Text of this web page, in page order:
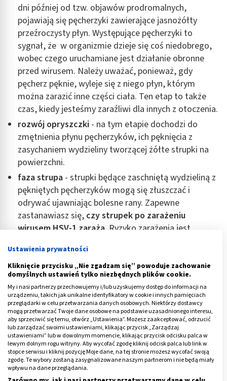
dni później od tzw. objawów prodromalnych,
pojawiają się pęcherzyki zawierające jasnożółty
przeźroczysty płyn. Występujące pęcherzyki to
sygnał, że w organizmie dzieje się coś niedobrego,
wobec czego uruchamiane jest działanie obronne
przed wirusem. Należy uważać, ponieważ, gdy
pęcherz pęknie, wyleje się z niego płyn, którym
można zarazić inne części ciała. Ten etap to także
czas, kiedy jesteśmy zaraźliwi dla innych z otoczenia.
rozwój opryszczki - na tym etapie dochodzi do
zmętnienia płynu pęcherzyków, ich pęknięcia z
zasychaniem wydzieliny tworzącej żółte strupki na
powierzchni.
faza strupa - strupki będące zaschniętą wydzieliną z
pękniętych pęcherzyków mogą się złuszczać i
odrywać ujawniając bolesne rany. Zapewne
zastanawiasz się, czy strupek po zarażeniu
wirusem HSV-1 zaraża . Ryzyko zarażenia jest
zniknąć po około 8 dniach. Strupki raczej nie
pozostawiają blizn.
Z kolei opryszczka spowodowana wirusem HSV-2
objawia się najpierw poprzez ból, pieczenie i swędzenie
skóry. Następnie zmiany pojawiają się na narządach
płciowych. U kobiet zwykle zajmują wargi sromowe,
ściany pochwy, szyjkę macicy oraz skórę wokół odbytu i
pośladków. U mężczyzn można je znaleźć na napletku,
żołędzi, na prąciu, pośladkach, w okolicach odbytu.
Zmianom może towarzyszyć gorączka, dreszcze czy
Ustawienia prywatności
Kliknięcie przycisku „Nie zgadzam się” powoduje zachowanie
domyślnych ustawień tylko niezbędnych plików cookie.
My i nasi partnerzy przechowujemy i/lub uzyskujemy dostęp do informacji na
urządzeniu, takich jak unikalne identyfikatory w cookie i innych pamięciach
przeglądarki w celu przetwarzania danych osobowych. Niektórzy dostawcy
mogą przetwarzać Twoje dane osobowe na podstawie uzasadnionego interesu,
aby sprzeciwić się temu, otwórz „Ustawienia”. Możesz zaakceptować, odrzucić
lub zarządzać swoimi ustawieniami, klikając przycisk „Zarządzaj
ustawieniami” lub w dowolnym momencie, klikając przycisk odcisku palca w
lewym dolnym rogu witryny. Aby wycofać zgodę kliknij odcisk palca lub link w
stopce serwisu i kliknij pozycję Moje dane, na tej stronie możesz wycofać swoją
zgodę. Te wybory zostaną zasygnalizowane naszym partnerom i nie będą miały
wpływu na dane przeglądania.